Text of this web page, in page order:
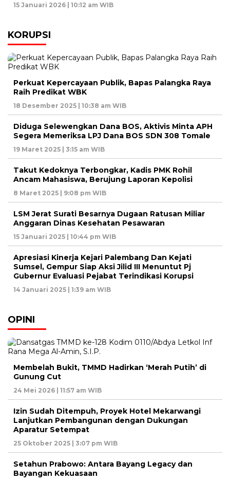
15 Januari 2026 | 10:12 am WIB
KORUPSI
Perkuat Kepercayaan Publik, Bapas Palangka Raya
Raih Predikat WBK
18 Desember 2025 | 10:38 am WIB
Diduga Selewengkan Dana BOS, Aktivis Minta APH
Segera Memeriksa LPJ Dana BOS SDN 308 Tomale
19 Maret 2025 | 3:15 am WIB
Takut Kedoknya Terbongkar, Kadis PMK Rohil
Ancam Mahasiswa, Berujung Laporan Kepolisi
8 Maret 2025 | 9:08 pm WIB
LSM Jerat Surati Besarnya Dugaan Ratusan Miliar
Anggaran Dinas Kesehatan Pesawaran
15 Januari 2025 | 10:44 pm WIB
Apresiasi Kinerja Kejari Palembang Dan Kejati
Sumsel, Gempur Siap Aksi Jilid III Menuntut Pj
Gubernur Evaluasi Pejabat Terindikasi Korupsi
14 Januari 2025 | 1:39 am WIB
OPINI
Membelah Bukit, TMMD Hadirkan ‘Merah Putih’ di
Gunung Cut
24 Mei 2026 | 11:57 am WIB
Izin Sudah Ditempuh, Proyek Hotel Mekarwangi
Lanjutkan Pembangunan dengan Dukungan
Aparatur Setempat
25 Oktober 2025 | 3:07 pm WIB
Setahun Prabowo: Antara Bayang Legacy dan
Bayangan Kekuasaan